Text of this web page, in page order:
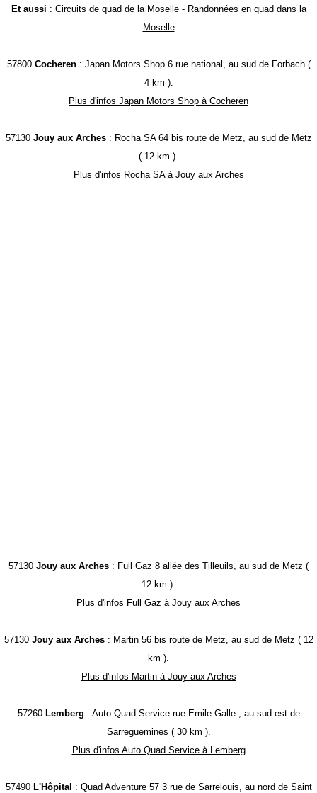
Et aussi : Circuits de quad de la Moselle- Randonnées en quad dans la
Moselle
57800 Cocheren: Japan Motors Shop 6 rue national, au sud de Forbach (
4 km ).
Plus d'infos Japan Motors Shop à Cocheren
57130 Jouy aux Arches: Rocha SA 64 bis route de Metz, au sud de Metz
( 12 km ).
Plus d'infos Rocha SA à Jouy aux Arches
57130 Jouy aux Arches : Full Gaz 8 allée des Tilleuils, au sud de Metz (
12 km ).
Plus d'infos Full Gaz à Jouy aux Arches
57130 Jouy aux Arches: Martin 56 bis route de Metz, au sud de Metz ( 12
km ).
Plus d'infos Martin à Jouy aux Arches
57260 Lemberg : Auto Quad Service rue Emile Galle , au sud est de
Sarreguemines ( 30 km ).
Plus d'infos Auto Quad Service à Lemberg
57490 L'Hôpital : Quad Adventure 57 3 rue de Sarrelouis, au nord de Saint